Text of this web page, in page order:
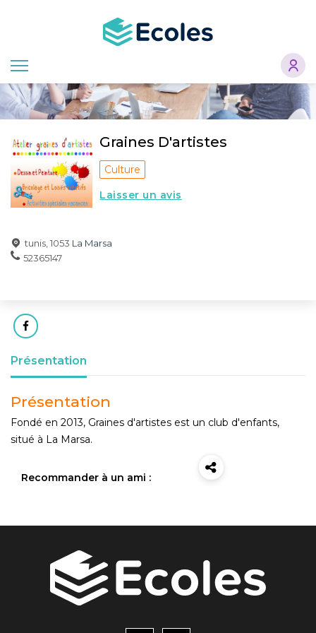
principal
Graines D'artistes
Culture
Laisser un avis
tunis, 1053 La Marsa
52365147
Présentation
Présentation
Fondé en 2013, Graines d'artistes est un club d'enfants,
situé à La Marsa.
Recommander à un ami :